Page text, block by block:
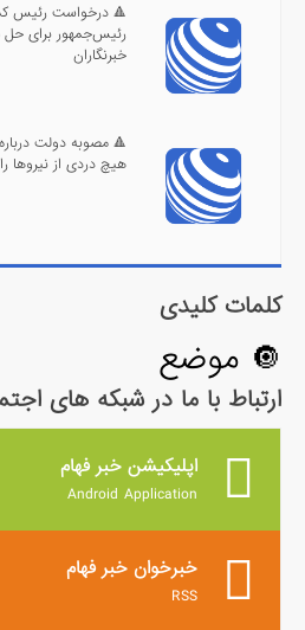
🔺 درخواست رئیس
رئیس‌جمهور برای
خبرنگاران
🔺 مصوبه دولت
هیچ دردی از نیرو‌ها
کلمات کلیدی
🔘 موضع
ارتباط با ما در شبکه های
اپلیکیشن خبر فهام
Android Application
خبرخوان خبر فهام
RSS